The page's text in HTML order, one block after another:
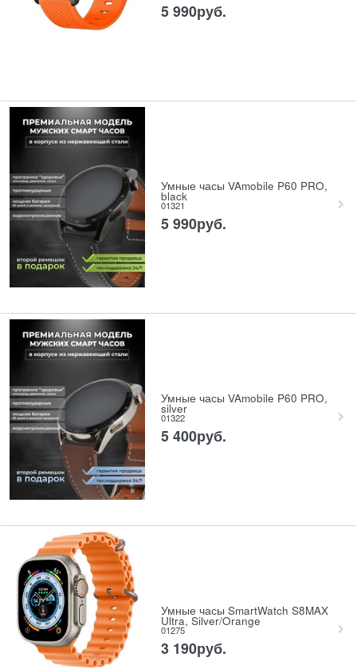
5 990руб.
Умные часы VAmobile P60 PRO,
black
01321
5 990руб.
Умные часы VAmobile P60 PRO,
silver
01322
5 400руб.
Умные часы SmartWatch S8MAX
Ultra, Silver/Orange
01275
3 190руб.